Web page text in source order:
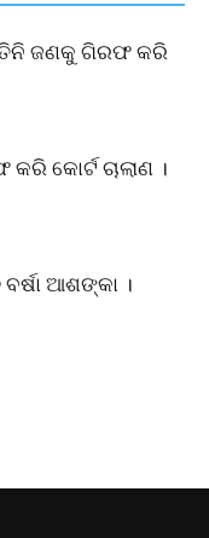
ଜଣକୁ ଗିରଫ କରି
କୋର୍ଟ ଚାଲାଣ ।
ଆଶଙ୍କା ।